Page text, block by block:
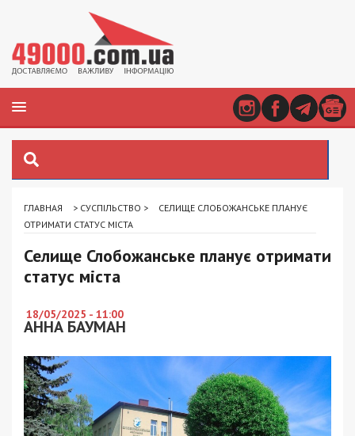
ГЛАВНАЯ > СУСПІЛЬСТВО >
СЕЛИЩЕ СЛОБОЖАНСЬКЕ ПЛАНУЄ
ОТРИМАТИ СТАТУС МІСТА
Селище Слобожанське планує отримати
статус міста
18/05/2025 - 11:00
АННА БАУМАН